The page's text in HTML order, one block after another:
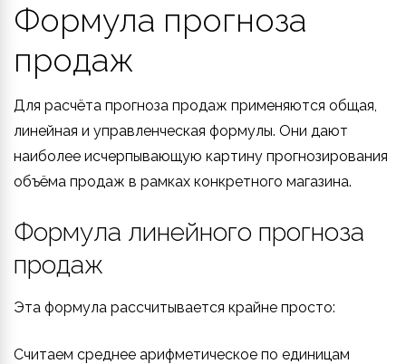
Формула прогноза
продаж
Для расчёта прогноза продаж применяются общая,
линейная и управленческая формулы. Они дают
наиболее исчерпывающую картину прогнозирования
объёма продаж в рамках конкретного магазина.
Формула линейного прогноза
продаж
Эта формула рассчитывается крайне просто:
Считаем среднее арифметическое по единицам